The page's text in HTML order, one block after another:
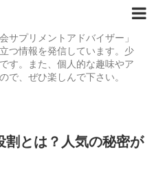
サプリメントアドバイザー」
つ情報を発信しています。少
す。また、個人的な趣味やア
で、ぜひ楽しんで下さい。
割とは？人気の秘密が